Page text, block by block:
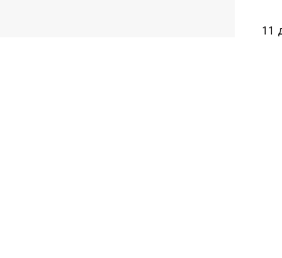
11